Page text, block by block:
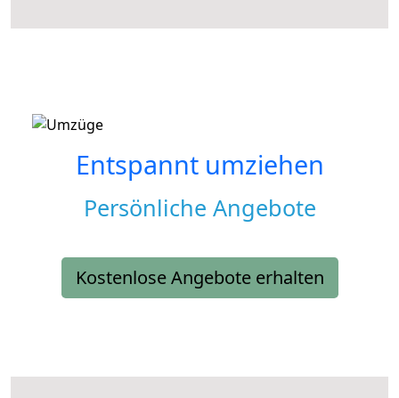
Entspannt umziehen
Persönliche Angebote
Kostenlose Angebote erhalten